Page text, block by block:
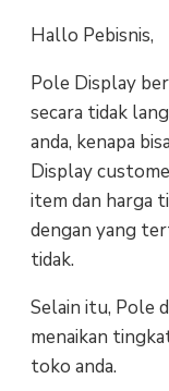
Hallo Pebisnis,
Pole Display
secara tidak
anda, kenapa
Display
item dan harga
dengan yang
tidak.
Selain itu, Pole
menaikan
toko anda.